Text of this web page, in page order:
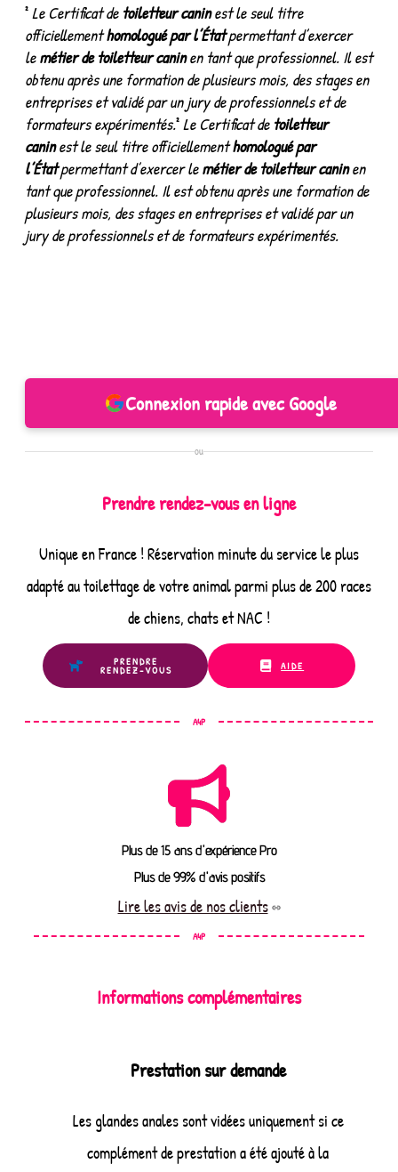
²Le Certificat de toiletteur caninest le seul titre
officiellementhomologué par l’Étatpermettant d’exercer
lemétier de toiletteur caninen tant que professionnel. Il est
obtenu après une formation de plusieurs mois, des stages en
entreprises et validé par un jury de professionnels et de
formateurs expérimentés.²Le Certificat de toiletteur
caninest le seul titre officiellementhomologué par
l’Étatpermettant d’exercer lemétier de toiletteur caninen
tant que professionnel. Il est obtenu après une formation de
plusieurs mois, des stages en entreprises et validé par un
jury de professionnels et de formateurs expérimentés.
Connexion rapide avec Google
ou
Prendre rendez-vous en ligne
Unique en France ! Réservation minute du service le plus
adapté au toilettage de votre animal parmi plus de 200 races
de chiens, chats et NAC !
PRENDRE
RENDEZ-VOUS AIDE
A4P
Plus de 15 ans d'expérience Pro
Plus de 99% d'avis positifs
Lire les avis de nos clients
A4P
Informations complémentaires
Prestation sur demande
Les glandes anales sont vidées uniquement si ce
complément de prestation a été ajouté à la